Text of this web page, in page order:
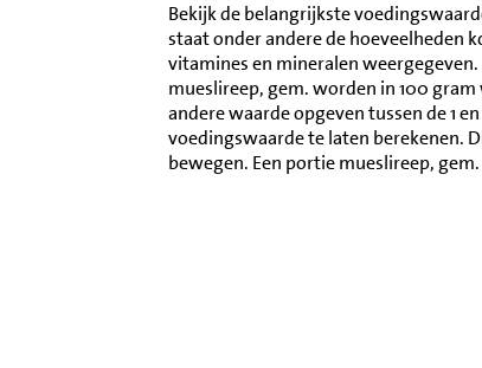
Bekijk de belangrijkste
staat onder andere de hoeveelheden
vitamines en mineralen
mueslireep, gem. worden in 100 gram
andere waarde opgeven tussen de 1
voedingswaarde te laten berekenen.
bewegen. Een portie mueslireep,